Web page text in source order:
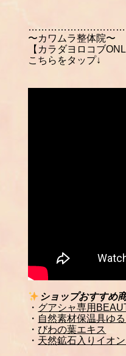
〜カワムラ整体院〜
【カラダヨロコブ
こちらをタップ↓
ショップおすすめ
・ グアシャ専用
・ 自然素材保温具ゆ
・びわの葉エキス
・ 天然鉱石入りイオ